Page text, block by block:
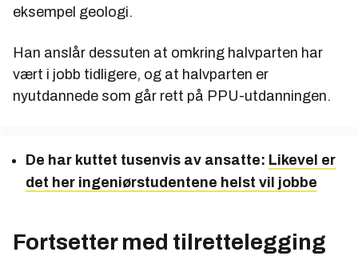
eksempel geologi.
Han anslår dessuten at omkring halvparten har
vært i jobb tidligere, og at halvparten er
nyutdannede som går rett på PPU-utdanningen.
De har kuttet tusenvis av ansatte: Likevel er
det her ingeniørstudentene helst vil jobbe
Fortsetter med tilrettelegging